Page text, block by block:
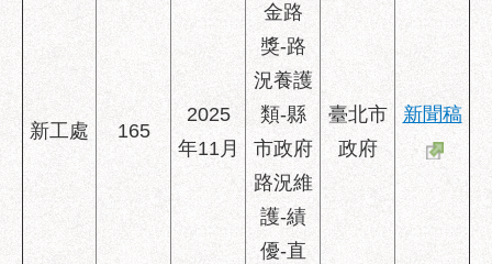
新工處 165
2025
年11月
金路
獎-路
況養護
類-縣
市政府
路況維
護-績
優-直
臺北市
政府
新聞稿